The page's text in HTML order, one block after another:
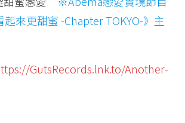
起來更甜蜜 -Chapter TOKYO-》主
GutsRecords.lnk.to/Another-